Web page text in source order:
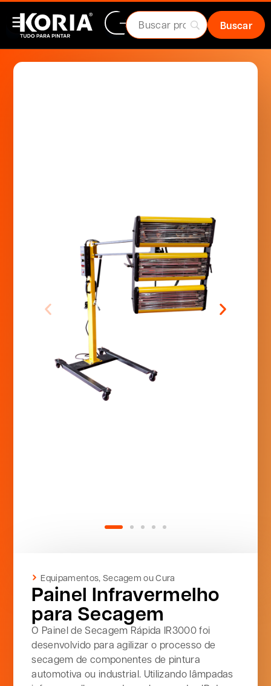
Equipamentos, Secagem ou Cura
Painel Infravermelho
para Secagem
O Painel de Secagem Rápida IR3000 foi
desenvolvido para agilizar o processo de
secagem de componentes de pintura
automotiva ou industrial. Utilizando lâmpadas